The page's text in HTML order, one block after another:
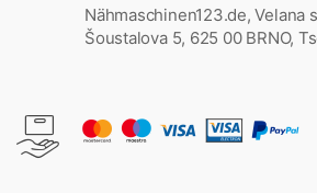
Nähmaschinen123.de, Velana
Šoustalova 5, 625 00 BRNO,